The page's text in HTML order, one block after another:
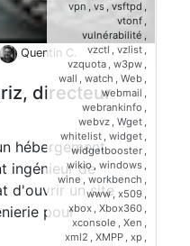
Quentin C.
directeur
hébergement
ingénieur de
d'ouvrir un site
pour
vpn , vs , vsftpd ,
vtonf ,
vulnérabilité ,
vzctl , vzlist ,
vzquota , w3pw ,
wall , watch , Web ,
webmail ,
webrankinfo ,
webvz , Wget ,
whitelist , widget ,
widgetbooster ,
wikio, windows ,
wine , workbench ,
www, x509 ,
xbox , Xbox360 ,
xconsole , Xen ,
xml2 , XMPP , xp ,